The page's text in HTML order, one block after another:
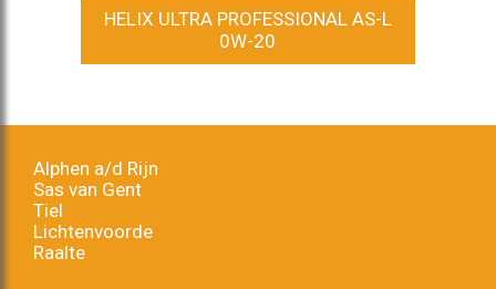
HELIX ULTRA PROFESSIONAL AS-L
0W-20
Alphen a/d Rijn
Sas van Gent
Tiel
Lichtenvoorde
Raalte